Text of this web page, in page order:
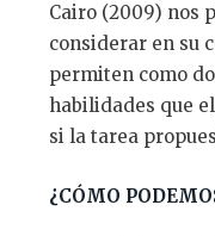
Cairo (2009) nos
considerar en su
permiten como
habilidades que
si la tarea
¿CÓMO